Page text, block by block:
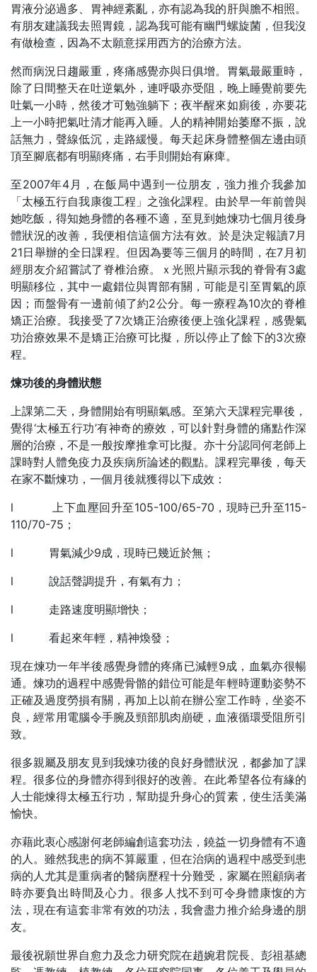
胃液分泌過多、胃神經紊亂，亦有認為我的肝與膽不相照。
有朋友建議我去照胃鏡，認為我可能有幽門螺旋菌，但我沒
有做檢查，因為不太願意採用西方的治療方法。
然而病況日趨嚴重，疼痛感覺亦與日俱增。胃氣最嚴重時，
除了日間整天在吐逆氣外，連呼吸亦受阻，晚上睡覺前要先
吐氣一小時，然後才可勉強躺下；夜半醒來如廁後，亦要花
上一小時把氣吐清才能再入睡。人的精神開始萎靡不振，說
話無力，聲線低沉，走路緩慢。每天起床身體整個左邊由頭
頂至腳底都有明顯疼痛，右手則開始有麻痺。
至2007年4月，在飯局中遇到一位朋友，強力推介我參加
「太極五行自我康復工程」之強化課程。由於早一年前曾與
她吃飯，得知她身體的各種不適，至見到她煉功七個月後身
體狀況的改善，我便相信這個方法有效。於是決定報讀7月
21日舉辦的全日課程。但因為要等三個月的時間，在7月初
經朋友介紹嘗試了脊椎治療。ｘ光照片顯示我的脊骨有3處
明顯移位，其中一處錯位與胃部有關，可能是引至胃氣的原
因；而盤骨有一邊前傾了約2公分。每一療程為10次的脊椎
矯正治療。我接受了7次矯正治療後便上強化課程，感覺氣
功治療效果不是矯正治療可比擬，所以停止了餘下的3次療
程。
煉功後的身體狀態
上課第二天，身體開始有明顯氣感。至第六天課程完畢後，
覺得‘太極五行功’有神奇的療效，可以針對身體的痛點作深
層的治療，不是一般按摩推拿可比擬。亦十分認同何老師上
課時對人體免疫力及疾病所論述的觀點。課程完畢後，每天
在家不斷煉功，一個月後就獲得以下成效：
l 上下血壓回升至105-100/65-70，現時已升至115-
110/70-75；
l 胃氣減少9成，現時已幾近於無；
l 說話聲調提升，有氣有力；
l 走路速度明顯增快；
l 看起來年輕，精神煥發；
現在煉功一年半後感覺身體的疼痛已減輕9成，血氣亦很暢
通。煉功的過程中感覺骨骼的錯位可能是年輕時運動姿勢不
正確及過度勞損有關，再加上以前在辦公室工作時，坐姿不
良，經常用電腦令手腕及頸部肌肉崩硬，血液循環受阻所引
致。
很多親屬及朋友見到我煉功後的良好身體狀況，都參加了課
程。很多位的身體亦得到很好的改善。在此希望各位有緣的
人士能煉得太極五行功，幫助提升身心的質素，使生活美滿
愉快。
亦藉此衷心感謝何老師編創這套功法，鐃益一切身體有不適
的人。雖然我患的病不算嚴重，但在治病的過程中感受到患
病的人尤其是重病者的醫病歷程十分難受，家屬在照顧病者
時亦要負出時間及心力。很多人找不到可令身體康愎的方
法，現在有這套非常有效的功法，我會盡力推介給身邊的朋
友。
最後祝願世界自愈力及念力研究院在趙婉君院長、彭祖基總